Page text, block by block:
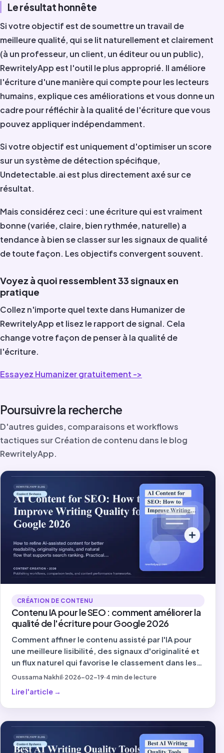
Le résultat honnête
Si votre objectif est de soumettre un travail de
meilleure qualité, qui se lit naturellement et clairement
(à un professeur, un client, un éditeur ou un public),
RewritelyApp est l'outil le plus approprié. Il améliore
l'écriture d'une manière qui compte pour les lecteurs
humains, explique ces améliorations et vous donne un
cadre pour réfléchir à la qualité de l'écriture que vous
pouvez appliquer indépendamment.
Si votre objectif est uniquement d'optimiser un score
sur un système de détection spécifique,
Undetectable.ai est plus directement axé sur ce
résultat.
Mais considérez ceci : une écriture qui est vraiment
bonne (variée, claire, bien rythmée, naturelle) a
tendance à bien se classer sur les signaux de qualité
de toute façon. Les objectifs convergent souvent.
Voyez à quoi ressemblent 33 signaux en
pratique
Collez n'importe quel texte dans Humanizer de
RewritelyApp et lisez le rapport de signal. Cela
change votre façon de penser à la qualité de
l'écriture.
Essayez Humanizer gratuitement ->
Poursuivre la recherche
D'autres guides, comparaisons et workflows
tactiques sur Création de contenu dans le blog
RewritelyApp.
CRÉATION DE CONTENU
Contenu IA pour le SEO : comment améliorer la
qualité de l'écriture pour Google 2026
Comment affiner le contenu assisté par l'IA pour
une meilleure lisibilité, des signaux d'originalité et
un flux naturel qui favorise le classement dans les
moteurs de recherche. Flux de travail pratique
Oussama Nakhil·2026-02-19·4 min de lecture
Lire l'article→